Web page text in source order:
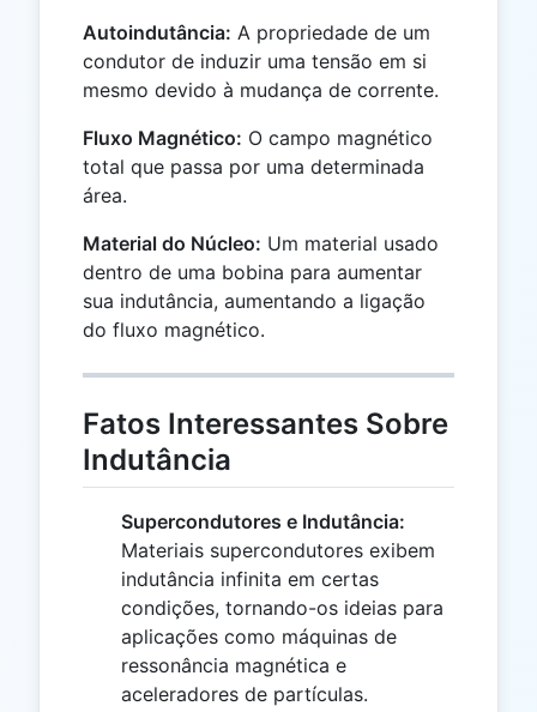
Autoindutância: A propriedade de um
condutor de induzir uma tensão em si
mesmo devido à mudança de corrente.
Fluxo Magnético: O campo magnético
total que passa por uma determinada
área.
Material do Núcleo: Um material usado
dentro de uma bobina para aumentar
sua indutância, aumentando a ligação
do fluxo magnético.
Fatos Interessantes Sobre
Indutância
Supercondutores e Indutância:
Materiais supercondutores exibem
indutância infinita em certas
condições, tornando-os ideias para
aplicações como máquinas de
ressonância magnética e
aceleradores de partículas.